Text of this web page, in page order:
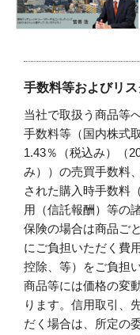
手数料等およびリ
当社で取扱う商品等
手数料等（国内株式
1.43％（税込み）（
み））の売買手数料
された購入時手数料
用（信託報酬）等の
保険の場合は商品ご
にご負担いただく費
控除、等）をご負担
商品等には価格の変
ります。信用取引、
だく場合は、所定の